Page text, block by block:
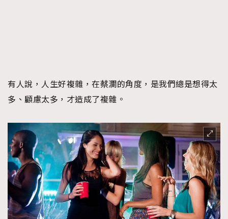
有人說，人生好複雜，在蔡瀾的角度，是我們總是想得太
多、顧慮太多，才造成了複雜。